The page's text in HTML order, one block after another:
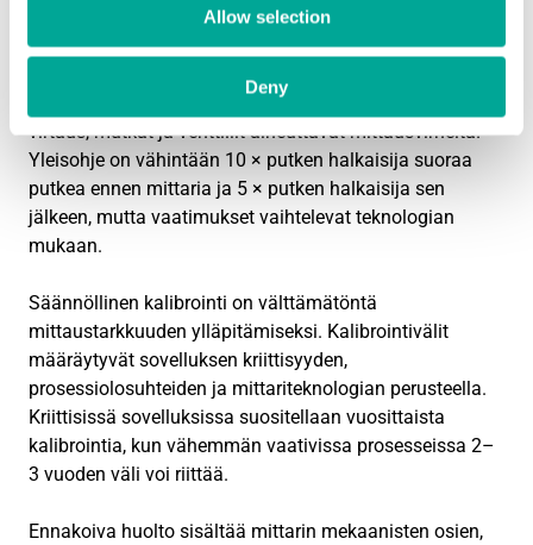
Allow selection
Deny
Mittauspisteen valinta edellyttää riittäviä suoria
putkiosuuksia ennen ja jälkeen mittarin. Turbulentti
virtaus, mutkat ja venttiilit aiheuttavat mittausvirheitä.
Yleisohje on vähintään 10 × putken halkaisija suoraa
putkea ennen mittaria ja 5 × putken halkaisija sen
jälkeen, mutta vaatimukset vaihtelevat teknologian
mukaan.
Säännöllinen kalibrointi on välttämätöntä
mittaustarkkuuden ylläpitämiseksi. Kalibrointivälit
määräytyvät sovelluksen kriittisyyden,
prosessiolosuhteiden ja mittariteknologian perusteella.
Kriittisissä sovelluksissa suositellaan vuosittaista
kalibrointia, kun vähemmän vaativissa prosesseissa 2–
3 vuoden väli voi riittää.
Ennakoiva huolto sisältää mittarin mekaanisten osien,